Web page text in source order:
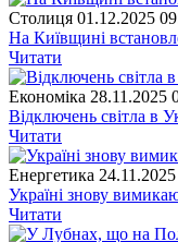
Столиця 01.12.2025
На Київщині
Читати
Економіка 28.11.2025
Відключень світла в
Читати
Енергетика
Україні знову
Читати